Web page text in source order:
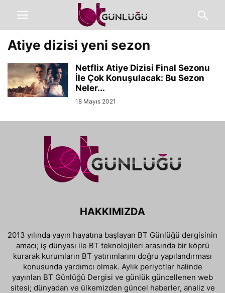
Atiye dizisi yeni sezon
Netflix Atiye Dizisi Final Sezonu
İle Çok Konuşulacak: Bu Sezon
Neler...
18 Mayıs 2021
HAKKIMIZDA
2013 yılında yayın hayatına başlayan BT Günlüğü dergisinin
amacı; iş dünyası ile BT teknolojileri arasında bir köprü
kurarak kurumların BT yatırımlarını doğru yapılandırması
konusunda yardımcı olmak. Aylık periyotlar halinde
yayınlan BT Günlüğü Dergisi ve günlük güncellenen web
sitesi; dünyadan ve ülkemizden güncel haberler, analiz ve